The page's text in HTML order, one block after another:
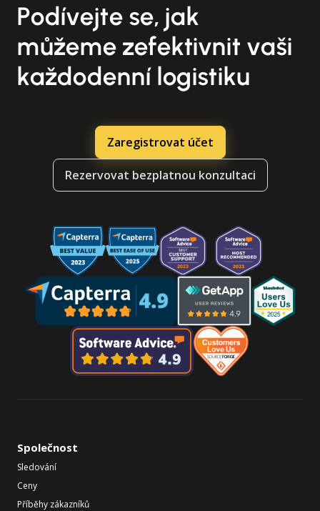
Podívejte se, jak
můžeme zefektivnit vaši
každodenní logistiku
Zaregistrovat účet
Rezervovat bezplatnou konzultaci
Společnost
Sledování
Ceny
Příběhy zákazníků